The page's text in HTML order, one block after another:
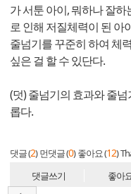
가 서툰 아이, 뭐하나 잘
로 인해 저질체력이 된 아
줄넘기를 꾸준히 하여 체
싶은 걸 할 수 있단다.
(덧) 줄넘기의 효과와 줄
롭다.
댓글 (2) 먼댓글 (0) 좋아요 (12)
댓글쓰기 좋아